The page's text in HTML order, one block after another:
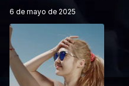
6 de mayo de 2025